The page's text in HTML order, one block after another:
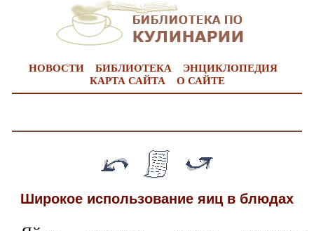
НОВОСТИ БИБЛИОТЕКА
ЭНЦИКЛОПЕДИЯ
КАРТА САЙТА
О САЙТЕ
Широкое использование яиц в блюдах